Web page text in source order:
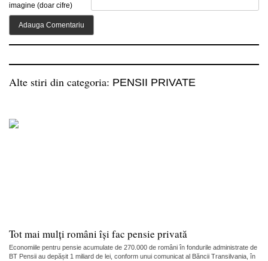
imagine (doar cifre)
Alte stiri din categoria: PENSII PRIVATE
Tot mai mulți români își fac pensie privată
Economiile pentru pensie acumulate de 270.000 de români în fondurile administrate de
BT Pensii au depășit 1 miliard de lei, conform unui comunicat al Băncii Transilvania, în